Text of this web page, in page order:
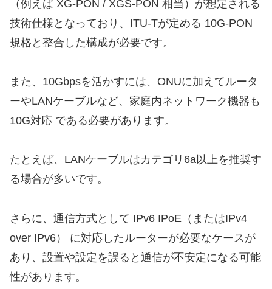
（例えば XG-PON / XGS-PON 相当）が想定される
技術仕様となっており、ITU-Tが定める 10G-PON
規格と整合した構成が必要です。
また、10Gbpsを活かすには、ONUに加えてルータ
ーやLANケーブルなど、家庭内ネットワーク機器も
10G対応 である必要があります。
たとえば、LANケーブルはカテゴリ6a以上を推奨す
る場合が多いです。
さらに、通信方式として IPv6 IPoE（またはIPv4
over IPv6） に対応したルーターが必要なケースが
あり、設置や設定を誤ると通信が不安定になる可能
性があります。